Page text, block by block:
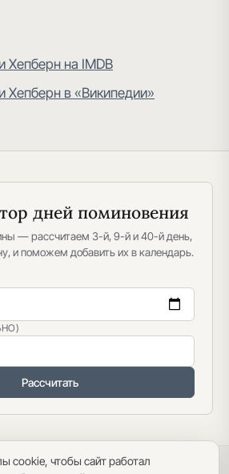
Хепберн на IMDB
Хепберн в «Википедии»
дней поминовения
— рассчитаем 3-й, 9-й и 40-й день,
и поможем добавить их в календарь.
Рассчитать
Пользовательское соглашение
cookie, чтобы сайт работал